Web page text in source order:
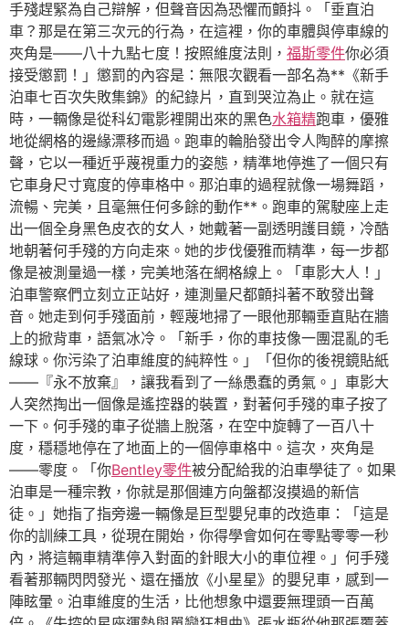
手殘趕緊為自己辯解，但聲音因為恐懼而顫抖。「垂直泊
車？那是在第三次元的行為，在這裡，你的車體與停車線的
夾角是——八十九點七度！按照維度法則， 福斯零件你必須
接受懲罰！」懲罰的內容是：無限次觀看一部名為**《新手
泊車七百次失敗集錦》的紀錄片，直到哭泣為止。就在這
時，一輛像是從科幻電影裡開出來的黑色水箱精跑車，優雅
地從網格的邊緣漂移而過。跑車的輪胎發出令人陶醉的摩擦
聲，它以一種近乎蔑視重力的姿態，精準地停進了一個只有
它車身尺寸寬度的停車格中。那泊車的過程就像一場舞蹈，
流暢、完美，且毫無任何多餘的動作**。跑車的駕駛座上走
出一個全身黑色皮衣的女人，她戴著一副透明護目鏡，冷酷
地朝著何手殘的方向走來。她的步伐優雅而精準，每一步都
像是被測量過一樣，完美地落在網格線上。「車影大人！」
泊車警察們立刻立正站好，連測量尺都顫抖著不敢發出聲
音。她走到何手殘面前，輕蔑地掃了一眼他那輛垂直貼在牆
上的掀背車，語氣冰冷。「新手，你的車技像一團混亂的毛
線球。你污染了泊車維度的純粹性。」「但你的後視鏡貼紙
——『永不放棄』，讓我看到了一絲愚蠢的勇氣。」車影大
人突然掏出一個像是遙控器的裝置，對著何手殘的車子按了
一下。何手殘的車子從牆上脫落，在空中旋轉了一百八十
度，穩穩地停在了地面上的一個停車格中。這次，夾角是
——零度。「你Bentley零件被分配給我的泊車學徒了。如果
泊車是一種宗教，你就是那個連方向盤都沒摸過的新信
徒。」她指了指旁邊一輛像是巨型嬰兒車的改造車：「這是
你的訓練工具，從現在開始，你得學會如何在零點零零一秒
內，將這輛車精準停入對面的針眼大小的車位裡。」何手殘
看著那輛閃閃發光、還在播放《小星星》的嬰兒車，感到一
陣眩暈。泊車維度的生活，比他想象中還要無理頭一百萬